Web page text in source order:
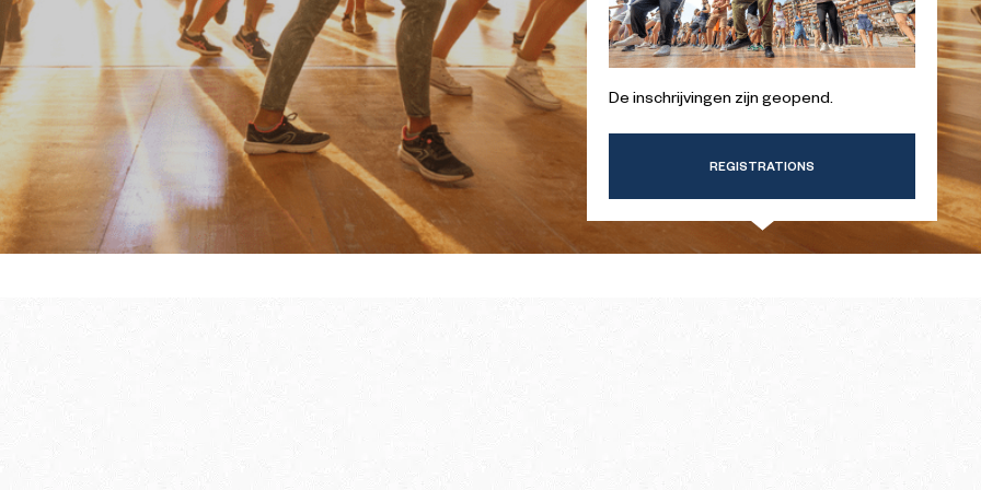
GIDS VOOR UW EERSTE
BEZOEK IN DE WINTER
GIDS VOOR UW EERSTE
BEZOEK IN DE ZOMER
te bereiden
De inschrijvingen zijn geopend.
REGISTRATIONS